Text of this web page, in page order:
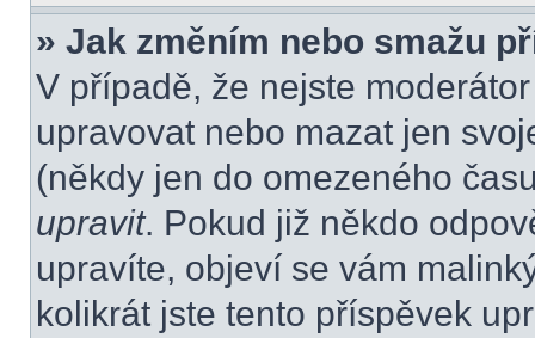
» Jak změním nebo smažu
V případě, že nejste
upravovat nebo mazat jen
(někdy jen do omezeného
upravit. Pokud již někdo
upravíte, objeví se vám
kolikrát jste tento příspěvek